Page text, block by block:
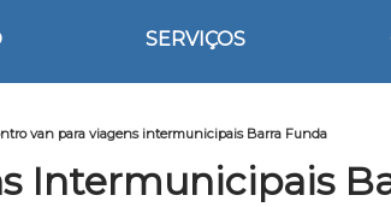
SERVIÇOS
van para viagens intermunicipais Barra Funda
Intermunicipais